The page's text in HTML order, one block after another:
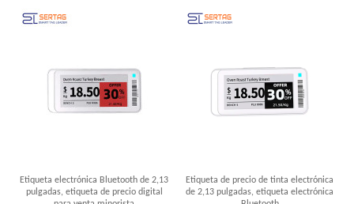
Etiqueta electrónica Bluetooth de 2,13
pulgadas, etiqueta de precio digital
Etiqueta de precio de tinta electrónica
de 2,13 pulgadas, etiqueta electrónica